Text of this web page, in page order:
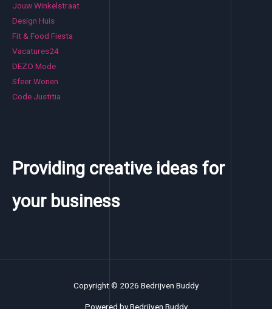
Jouw Winkelstraat
Design Huis
Fit & Food Fiesta
Vacatures24
DEZO Mode
Sfeer Wonen
Code Justitia
Providing creative ideas for
your business
Copyright © 2026 Bedrijven Buddy
Powered by Bedrijven Buddy